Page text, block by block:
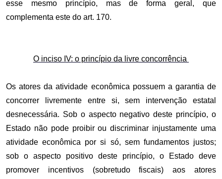
esse mesmo princípio, mas de forma geral, que
complementa este do art. 170.
O inciso IV: o princípio da livre concorrência
Os atores da atividade econômica possuem a garantia de
concorrer livremente entre si, sem intervenção estatal
desnecessária. Sob o aspecto negativo deste princípio, o
Estado não pode proibir ou discriminar injustamente uma
atividade econômica por si só, sem fundamentos justos;
sob o aspecto positivo deste princípio, o Estado deve
promover incentivos (sobretudo fiscais) aos atores